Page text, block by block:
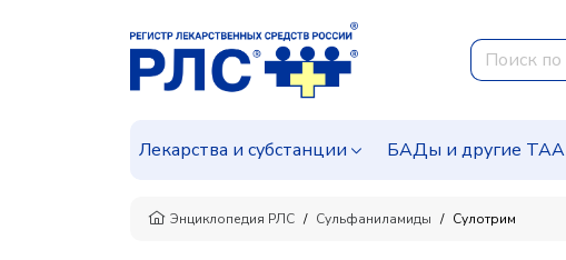
Лекарства и субстанции БАДы и другие ТАА
Энциклопедия РЛС Сульфаниламиды Сулотрим